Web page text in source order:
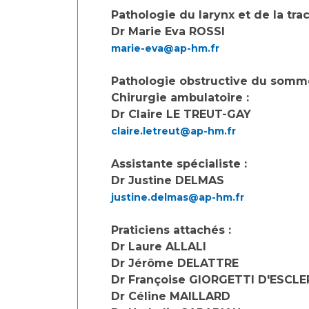
Pathologie du larynx et de la
Dr Marie Eva ROSSI
marie-eva@ap-hm.fr
Pathologie obstructive du
Chirurgie ambulatoire :
Dr Claire LE TREUT-GAY
claire.letreut@ap-hm.fr
Assistante spécialiste :
Dr Justine DELMAS
justine.delmas@ap-hm.fr
Praticiens attachés :
Dr Laure ALLALI
Dr Jérôme DELATTRE
Dr Françoise GIORGETTI
Dr Céline MAILLARD